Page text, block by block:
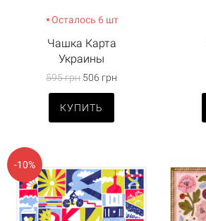
Осталось 6 шт
Чашка Карта
Украины
595 грн 506 грн
КУПИТЬ
-10%